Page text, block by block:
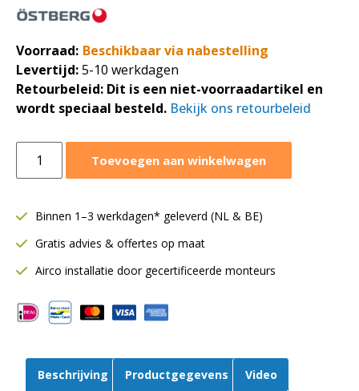
Voorraad: Beschikbaar via nabestelling
Levertijd:5-10 werkdagen
Retourbeleid: Dit is een niet-voorraadartikel en
wordt speciaal besteld. Bekijk ons retourbeleid
wandventilator
Ø160
|
870
|
160
aut
Toevoegen aan winkelwagen
Binnen 1–3 werkdagen* geleverd (NL & BE)
Gratis advies & offertes op maat
Airco installatie door gecertificeerde monteurs
Beschrijving Productgegevens Video